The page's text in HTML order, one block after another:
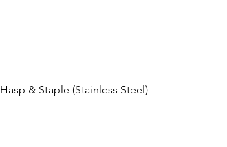
Hasp & Staple (Stainless Steel)